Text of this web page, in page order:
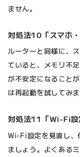
ません。
対処法10「スマホ
ルーターと同様に、
ていると、メモリ不
が不安定になること
は再起動を試してみま
対処法11「Wi-Fi設
Wi-Fi設定を見直し、
ましょう。よくある